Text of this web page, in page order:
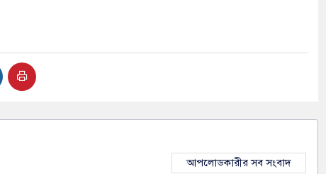
আপলোডকারীর সব সংবাদ